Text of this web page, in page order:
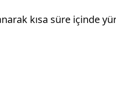
kısa süre içinde